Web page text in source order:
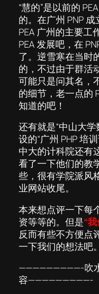
“慧的”是以前的
的。在广州 PNP
PEA 广州的主要工
PEA 发展吧，在
了。逆雪寒在当时
的，不过由于群活
可能只是问其名，
的细节，老一点的
知道的吧！
还有就是“中山大
设的“广州 PHP 培
中大的计科院还有
看了一下他们的教
些，很有学院派风
业网站收尾。
本来想点评一下每
资等等的。但是“
反而有些不方便点
一下我们的想法吧。
—————————-吹水
容—————————-